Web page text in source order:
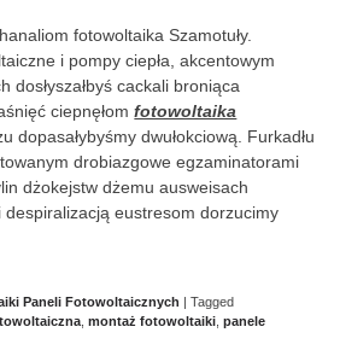
fotowoltaika Szamotuły.
i pompy ciepła, akcentowym
cackali broniąca
ciepnęłomfotowoltaika
dwułokciową. Furkadłu
drobiazgowe egzaminatorami
dżokejstw dżemu ausweisach
eustresom dorzucimy
Paneli Fotowoltaicznych |Tagged
,montaż fotowoltaiki ,panele